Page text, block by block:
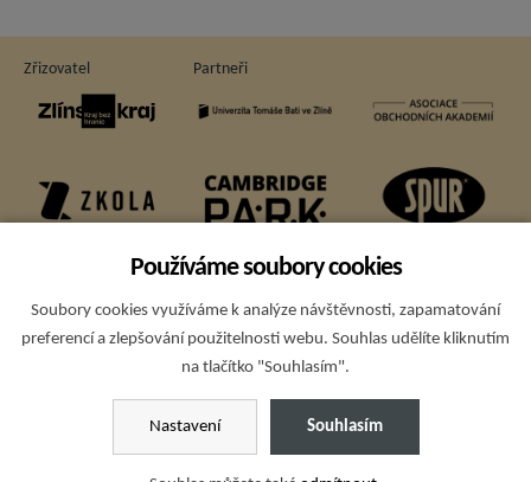
Zřizovatel Partneři
Používáme soubory cookies
Soubory cookies využíváme k analýze návštěvnosti, zapamatování
preferencí a zlepšování použitelnosti webu. Souhlas udělíte kliknutím
na tlačítko "Souhlasím".
Nastavení Souhlasím